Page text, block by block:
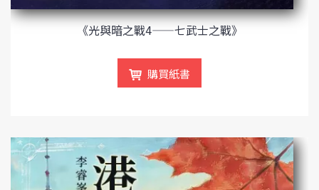
《光與暗之戰4——七武士之戰》
購買紙書